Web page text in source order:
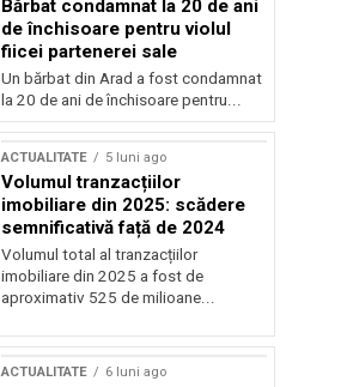
Bărbat condamnat la 20 de ani
de închisoare pentru violul
fiicei partenerei sale
Un bărbat din Arad a fost condamnat
la 20 de ani de închisoare pentru...
ACTUALITATE 5 luni ago
Volumul tranzacțiilor
imobiliare din 2025: scădere
semnificativă față de 2024
Volumul total al tranzacțiilor
imobiliare din 2025 a fost de
aproximativ 525 de milioane...
ACTUALITATE 6 luni ago